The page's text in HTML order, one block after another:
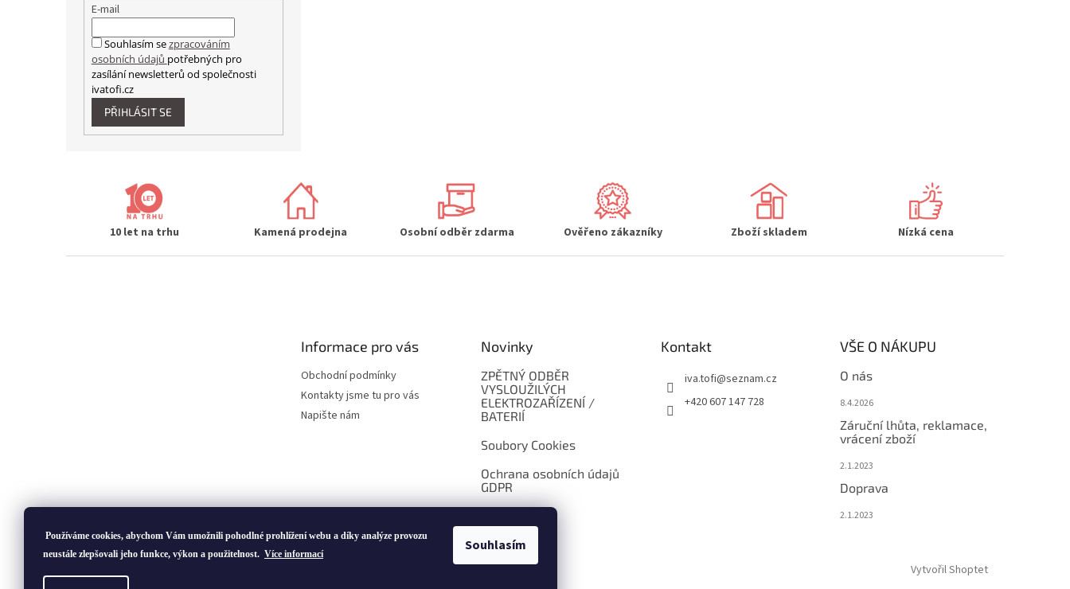
Používáme cookies, abychom Vám umožnili pohodlné prohlížení webu a díky analýze provozu
neustále zlepšovali jeho funkce, výkon a použitelnost. Více informací Souhlasím
E-mail
Souhlasím sezpracováním
osobních údajů potřebných pro
zasílání newsletterů od společnosti
ivatofi.cz
PŘIHLÁSIT SE
10 let na trhu Kamená prodejna Osobní odběr zdarma Ověřeno zákazníky Zboží skladem Nízká cena
Informace pro vás
Obchodní podmínky
Kontakty jsme tu pro vás
Napište nám
Novinky
ZPĚTNÝ ODBĚR
VYSLOUŽILÝCH
ELEKTROZAŘÍZENÍ /
BATERIÍ
Soubory Cookies
Ochrana osobních údajů
GDPR
Kontakt
iva.tofi@seznam.cz
+420 607 147 728
VŠE O NÁKUPU
O nás
8.4.2026
Záruční lhůta, reklamace,
vrácení zboží
2.1.2023
Doprava
2.1.2023
Vytvořil Shoptet